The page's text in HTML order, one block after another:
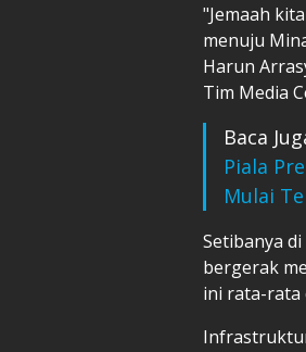
"Jemaah
menuju
Harun
Tim Media
Baca
Piala
Mulai
Setibanya
bergerak
ini rata-rata